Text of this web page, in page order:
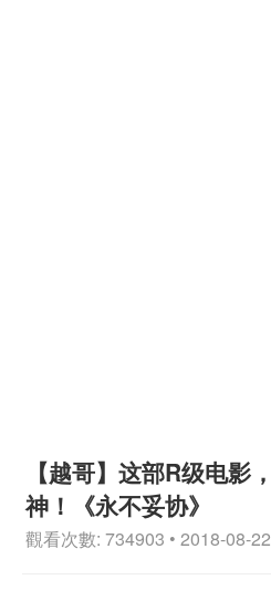
【越哥】这部R级电影
神！《永不妥协》
觀看次數: 734903 • 2018-08-